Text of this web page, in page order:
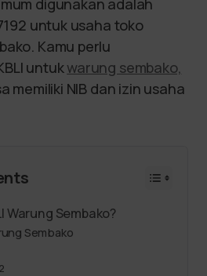
digunakan adalah
untuk usaha toko
Kamu perlu
untukwarung sembako,
memiliki NIB dan izin usaha
Warung Sembako?
Sembako